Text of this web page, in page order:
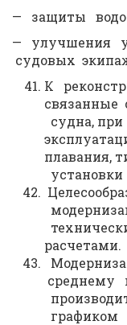
— защиты
— улучшения
судовых
К
связанные
судна,
плавания,
расчетами.
среднему
графиком